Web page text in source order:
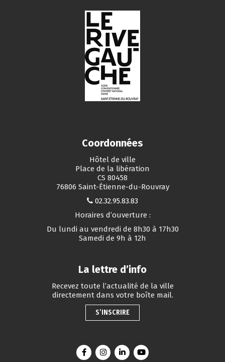
Coordonnées
Hôtel de ville
Place de la libération
CS 80458
76806 Saint-Étienne-du-Rouvray
02.32.95.83.83
Horaires d’ouverture :
Du lundi au vendredi de 8h30 à 17h30
Samedi de 9h à 12h
La lettre d’info
Recevez toute l’actualité de la ville
directement dans votre boîte mail.
S’INSCRIRE
Lien vers le compte Facebook
Lien vers le compte Instagram
Lien vers le compte Linkedin
Lien vers la chaîne